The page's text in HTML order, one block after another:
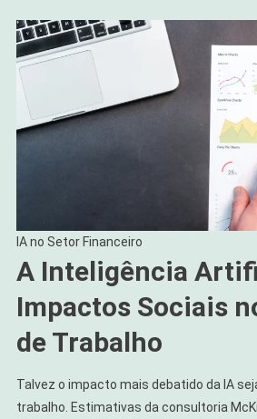
IA no Setor Financeiro
A Inteligência
Impactos Sociais
de Trabalho
Talvez o impacto mais debatido da IA
trabalho. Estimativas da consultoria